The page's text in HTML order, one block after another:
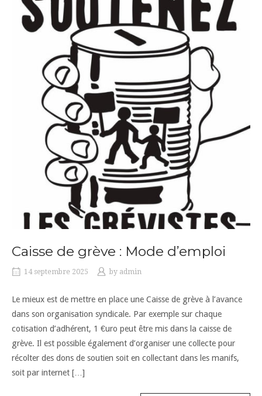
Caisse de grève : Mode d’emploi
14 septembre 2025 by admin
Le mieux est de mettre en place une Caisse de grève à l’avance
dans son organisation syndicale. Par exemple sur chaque
cotisation d’adhérent, 1 €uro peut être mis dans la caisse de
grève. Il est possible également d’organiser une collecte pour
récolter des dons de soutien soit en collectant dans les manifs,
soit par internet […]